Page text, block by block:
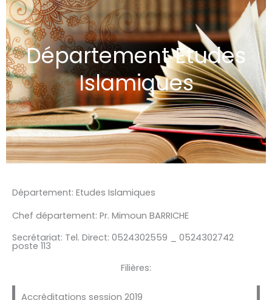
Département Etudes
Islamiques
Département: Etudes Islamiques
Chef département: Pr. Mimoun BARRICHE
Secrétariat: Tel. Direct: 0524302559 _ 0524302742
poste 113
Filières:
Accréditations session 2019